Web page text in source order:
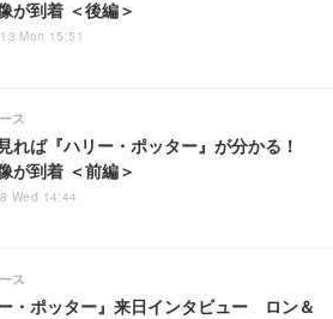
が到着 ＜後編＞
Mon 15:51
れば『ハリー・ポッター』が分かる！
が到着 ＜前編＞
ス
Wed 14:44
ー・ポッター』来日インタビュー ロン＆
ス